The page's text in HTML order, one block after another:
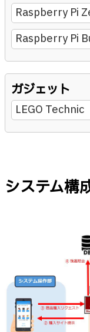
Raspberry Pi
Raspberry Pi
ガジェット
LEGO Technic
システム構